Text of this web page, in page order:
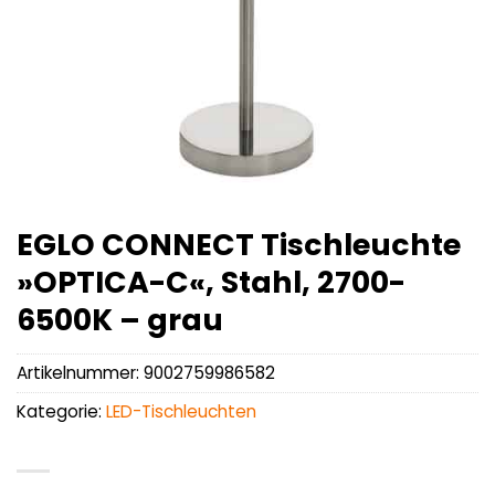
EGLO CONNECT Tischleuchte
»OPTICA-C«, Stahl, 2700-
6500K – grau
Artikelnummer: 9002759986582
Kategorie: LED-Tischleuchten